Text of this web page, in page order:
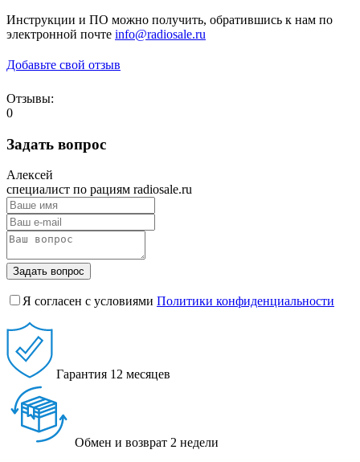
Инструкции и ПО можно получить, обратившись к нам по
электронной почте info@radiosale.ru
Добавьте свой отзыв
Отзывы:
0
Задать вопрос
Алексей
специалист по рациям radiosale.ru
Задать вопрос
Я согласен с условиями Политики конфиденциальности
Гарантия 12 месяцев
Обмен и возврат 2 недели